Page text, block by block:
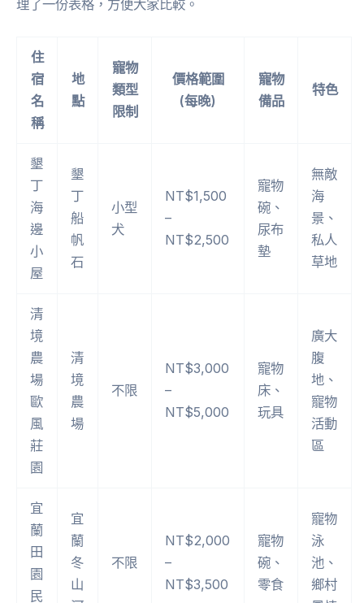
理了一份表格，方便大家比較。
住
宿
名
稱
地
點
寵物
類型
限制
價格範圍
(每晚)
寵物
備品
特色
墾
丁
海
邊
小
屋
墾
丁
船
帆
石
小型
犬
NT$1,500
–
NT$2,500
寵物
碗、
尿布
墊
無敵
海
景、
私人
草地
清
境
農
場
歐
風
莊
園
清
境
農
場
不限
NT$3,000
–
NT$5,000
寵物
床、
玩具
廣大
腹
地、
寵物
活動
區
宜
蘭
田
園
民
宜
蘭
冬
山
不限
NT$2,000
–
NT$3,500
寵物
碗、
零食
寵物
泳
池、
鄉村